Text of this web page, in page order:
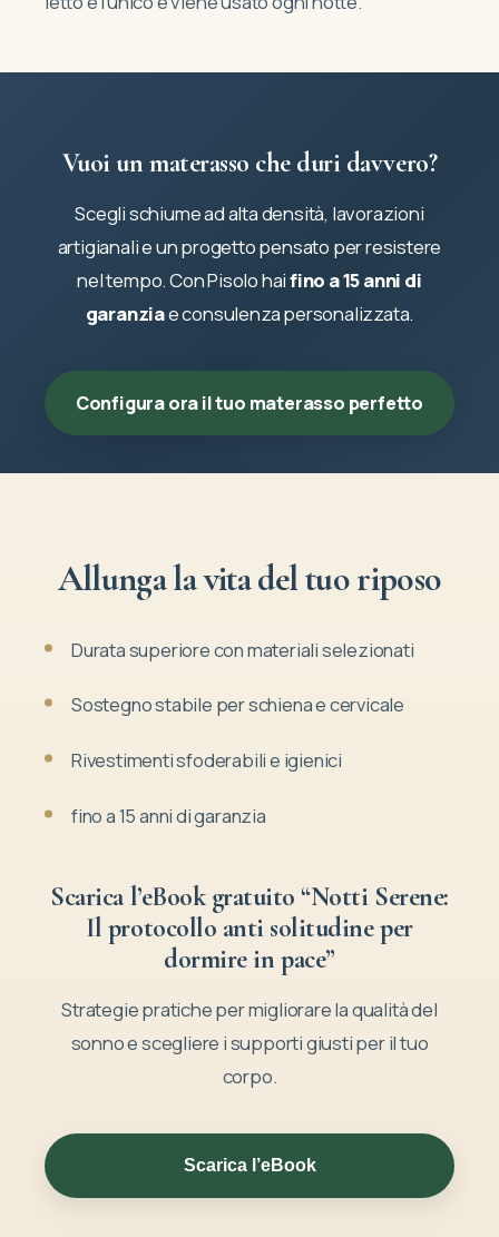
Vuoi un materasso che duri davvero?
Scegli schiume ad alta densità, lavorazioni
artigianali e un progetto pensato per resistere
nel tempo. Con Pisolo haifino a 15 anni di
garanziae consulenza personalizzata.
Configura ora il tuo materasso perfetto
Allunga la vita del tuo riposo
Durata superiore con materiali selezionati
Sostegno stabile per schiena e cervicale
Rivestimenti sfoderabili e igienici
fino a 15 anni di garanzia
Scarica l’eBook gratuito “Notti Serene:
Il protocollo anti solitudine per
dormire in pace”
Strategie pratiche per migliorare la qualità del
sonno e scegliere i supporti giusti per il tuo
corpo.
Scarica l’eBook